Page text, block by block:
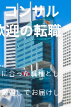
ンサル
迎の転職
。
合った職種とし
選してお届けし